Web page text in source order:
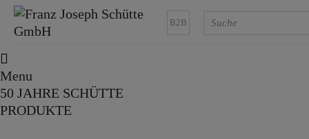
B2B
Menu
50 JAHRE SCHÜTTE
PRODUKTE